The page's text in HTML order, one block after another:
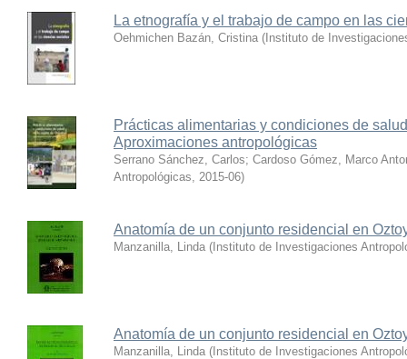
La etnografía y el trabajo de campo en las
Oehmichen Bazán, Cristina ( Instituto de
Prácticas alimentarias y condiciones de
Aproximaciones antropológicas
Serrano Sánchez, Carlos; Cardoso Gómez, Marco
Antropológicas, 2015-06)
Anatomía de un conjunto residencial en
Manzanilla, Linda ( Instituto de Investigaciones
Anatomía de un conjunto residencial en
Manzanilla, Linda ( Instituto de Investigaciones